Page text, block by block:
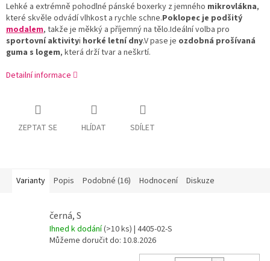
Lehké a extrémně pohodlné pánské boxerky z jemného mikrovlákna,
které skvěle odvádívlhkost a rychle schne.Poklopecje podšitý
modalem, takže je měkký a příjemnýna tělo.Ideálnívolba pro
sportovníaktivityi horké letnídny.Vpase je ozdobná prošívaná
guma s logem, která držítvar a neškrtí.
Detailní informace
ZEPTAT SE HLÍDAT SDÍLET
Varianty Popis Podobné (16) Hodnocení Diskuze
černá, S
Ihned k dodání(>10 ks) | 4405-02-S
Můžeme doručit do: 10.8.2026